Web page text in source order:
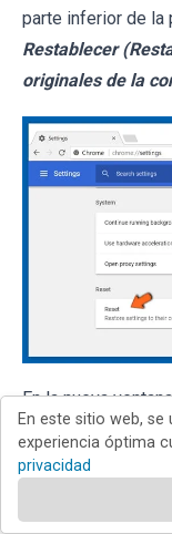
parte inferior de la
Restablecer
originales de la
En la nueva
configuración
clic en el botón
En este sitio web,
experiencia óptima
privacidad